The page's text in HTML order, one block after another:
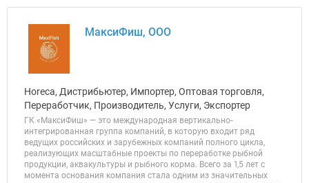
МаксиФиш, ООО
Horeca, Дистрибьютер, Импортер, Оптовая торговля,
Переработчик, Производитель, Услуги, Экспортер
ГК «МаксиФиш» — это международная вертикально-
интегрированная группа компаний, в которую входит ряд
ведущих российских и зарубежных компаний полного цикла,
реализующих масштабные проекты по переработке рыбной
продукции, аквакультуры и рыбного корма. Всего за 1,5 лет с
момента основания компания стала одним из значительных